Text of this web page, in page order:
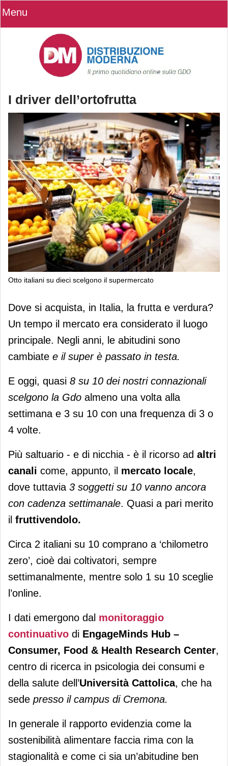
Menu
I driver dell’ortofrutta
Otto italiani su dieci scelgono il supermercato
I driver dell’ortofrutta
Dove si acquista, in Italia, la frutta e verdura?
Un tempo il mercato era considerato il luogo
principale. Negli anni, le abitudini sono
cambiate e il super è passato in testa.
E oggi, quasi 8 su 10 dei nostri connazionali
scelgono la Gdo almeno una volta alla
settimana e 3 su 10 con una frequenza di 3 o
4 volte.
Più saltuario - e di nicchia - è il ricorso ad altri
canali come, appunto, il mercato locale,
dove tuttavia 3 soggetti su 10 vanno ancora
con cadenza settimanale. Quasi a pari merito
il fruttivendolo.
Circa 2 italiani su 10 comprano a ‘chilometro
zero’, cioè dai coltivatori, sempre
settimanalmente, mentre solo 1 su 10 sceglie
l’online.
I dati emergono dal monitoraggio
continuativo di EngageMinds Hub –
Consumer, Food & Health Research Center,
centro di ricerca in psicologia dei consumi e
della salute dell’Università Cattolica, che ha
sede presso il campus di Cremona.
In generale il rapporto evidenzia come la
sostenibilità alimentare faccia rima con la
stagionalità e come ci sia un’abitudine ben